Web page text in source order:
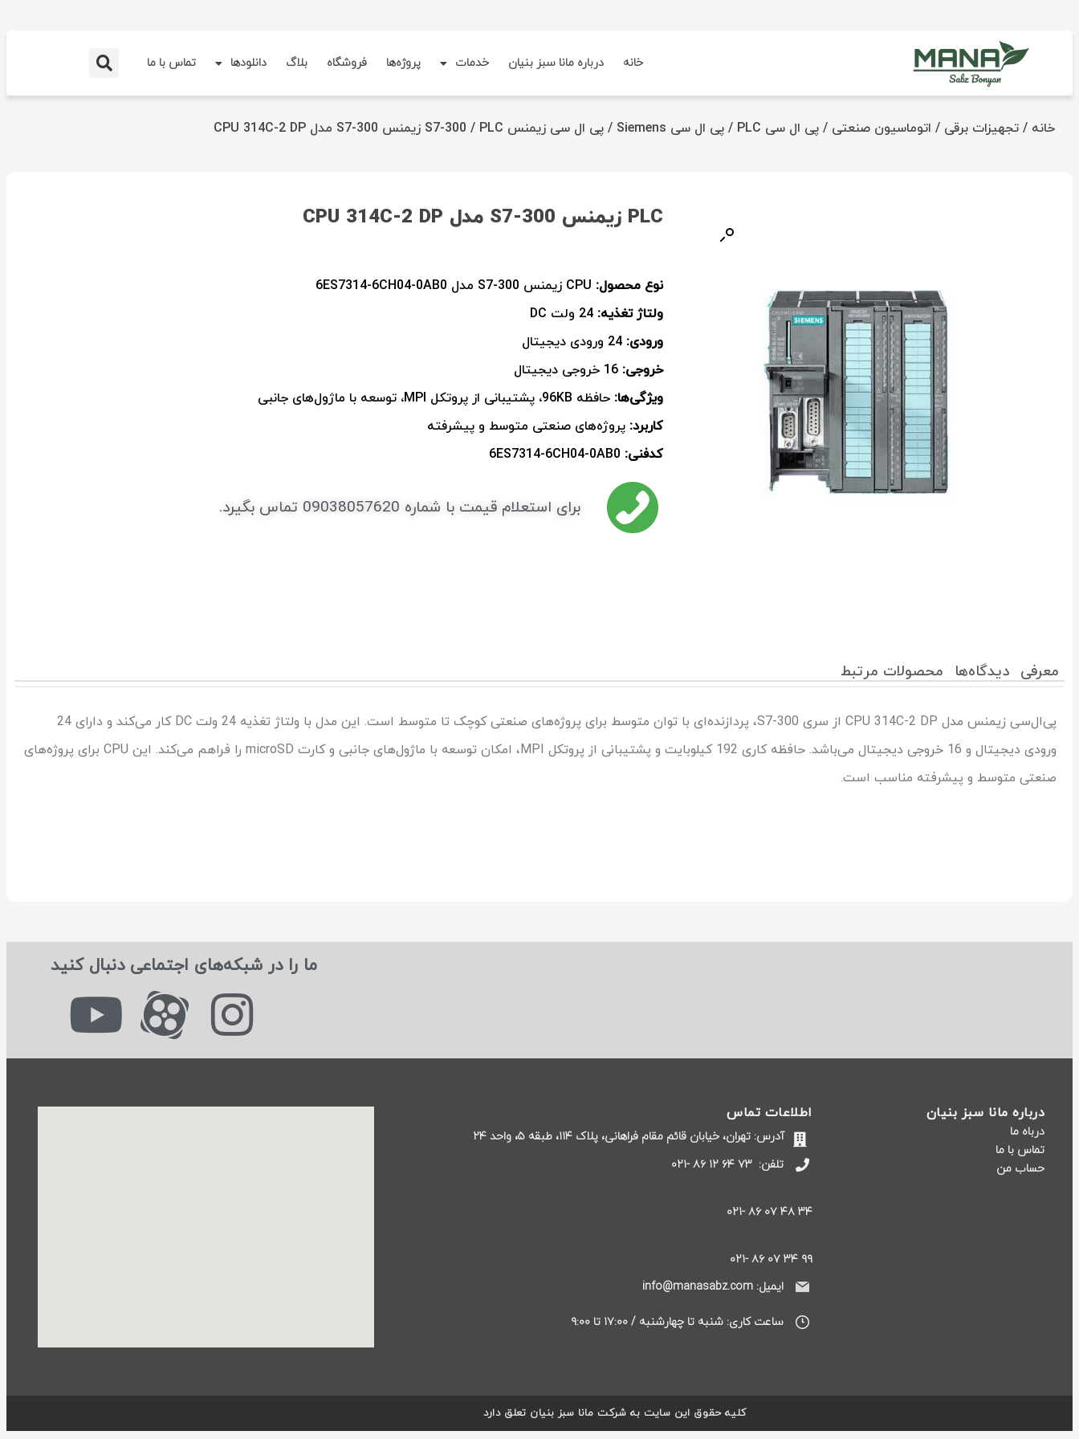
خانه درباره مانا سبز بنیان خدمات پروژه‌ها فروشگاه بلاگ دانلودها تماس با ما
خانه / تجهیزات برقی / اتوماسیون صنعتی / پی ال سی PLC / پی ال سی Siemens / پی ال سی زیمنس S7-300 / PLC زیمنس S7-300 مدل CPU 314C-2 DP
PLC زیمنس S7-300 مدل CPU 314C-2 DP
نوع محصول:
ولتاژ تغذیه:
ورودی:
خروجی:
ویژگی‌ها: حافظه 96KB، پشتیبانی از پروتکل MPI، توسعه با ماژول‌های جانبی
کاربرد: پروژه‌های صنعتی متوسط و پیشرفته
کدفنی:
برای استعلام قیمت با شماره 09038057620 تماس بگیرد.
معرفی دیدگاه‌ها محصولات مرتبط
پی‌ال‌سی زیمنس مدل CPU 314C-2 DP از سری S7-300، پردازنده‌ای با توان متوسط برای پروژه‌های صنعتی کوچک تا متوسط است. این مدل با ولتاژ تغذیه 24 ولت DC کار می‌کند و دارای 24
ورودی دیجیتال و 16 خروجی دیجیتال می‌باشد. حافظه کاری 192 کیلوبایت و پشتیبانی از پروتکل MPI، امکان توسعه با ماژول‌های جانبی و کارت microSD را فراهم می‌کند. این CPU برای پروژه‌های
صنعتی متوسط و پیشرفته مناسب است.
ما را در شبکه‌های اجتماعی دنبال کنید
درباره مانا سبز بنیان
درباه ما
تماس با ما
حساب من
اطلاعات تماس
آدرس: تهران، خیابان قائم مقام فراهانی، پلاک ۱۱۴، طبقه ۵، واحد ۲۴
تلفن:۷۳ ۶۴ ۱۲ ۸۶ -۰۲۱
۳۴ ۴۸ ۰۷ ۸۶ -۰۲۱
۹۹ ۳۴ ۰۷ ۸۶ -۰۲۱
ایمیل: info@manasabz.com
ساعت کاری: شنبه تا چهارشنبه / ۱۷:۰۰ تا ۹:۰۰
کلیه حقوق این سایت به شرکت مانا سبز بنیان تعلق دارد